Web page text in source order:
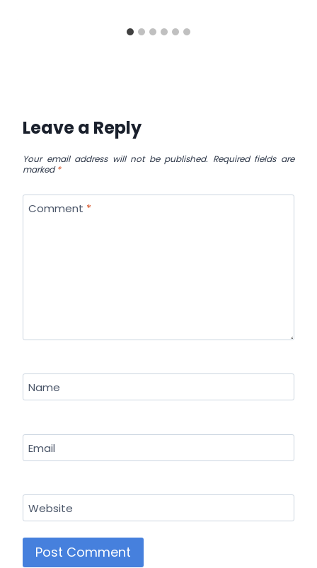
Leave a Reply
Your email address will not be published. Required fields are
marked*
Comment *
Name
Email
Website